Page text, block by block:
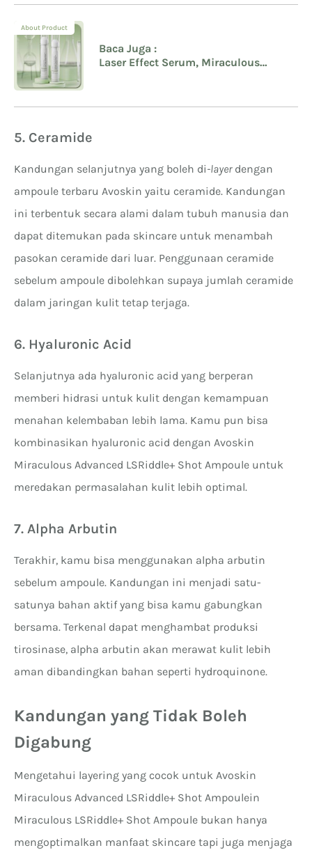
About Product
Baca Juga :
Laser Effect Serum, Miraculous
5. Ceramide
Kandungan selanjutnya yang boleh di-layerdengan
ampoule terbaru Avoskin yaitu ceramide. Kandungan
ini terbentuk secara alami dalam tubuh manusia dan
dapat ditemukan pada skincare untuk menambah
pasokan ceramide dari luar. Penggunaan ceramide
sebelum ampoule dibolehkan supaya jumlah ceramide
dalam jaringan kulit tetap terjaga.
6. Hyaluronic Acid
Selanjutnya ada hyaluronic acid yang berperan
memberi hidrasi untuk kulit dengan kemampuan
menahan kelembaban lebih lama. Kamu pun bisa
kombinasikan hyaluronic acid dengan Avoskin
Miraculous Advanced LSRiddle+ Shot Ampoule untuk
meredakan permasalahan kulit lebih optimal.
7. Alpha Arbutin
Terakhir, kamu bisa menggunakan alpha arbutin
sebelum ampoule. Kandungan ini menjadi satu-
satunya bahan aktif yang bisa kamu gabungkan
bersama. Terkenal dapat menghambat produksi
tirosinase, alpha arbutin akan merawat kulit lebih
aman dibandingkan bahan seperti hydroquinone.
Kandungan yang Tidak Boleh
Digabung
Mengetahui layering yang cocok untuk Avoskin
Miraculous Advanced LSRiddle+ Shot Ampoulein
Miraculous LSRiddle+ Shot Ampoule bukan hanya
mengoptimalkan manfaat skincare tapi juga menjaga